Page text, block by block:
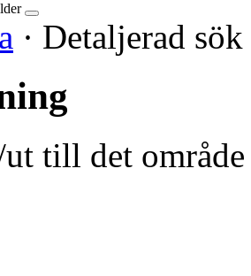
· Detaljerad sök
till det